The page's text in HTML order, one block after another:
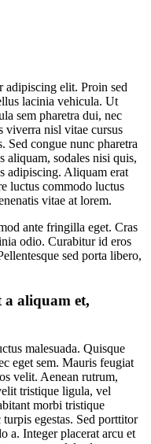
adipiscing elit. Proin sed
lacinia vehicula. Ut
sem pharetra dui, nec
viverra nisl vitae cursus
Sed congue nunc pharetra
aliquam, sodales nisi quis,
adipiscing. Aliquam erat
luctus commodo luctus
vitae at lorem.
ante fringilla eget. Cras
odio. Curabitur id eros
sed porta libero,
a aliquam et,
malesuada. Quisque
eget sem. Mauris feugiat
velit. Aenean rutrum,
tristique ligula, vel
morbi tristique
turpis egestas. Sed porttitor
a. Integer placerat arcu et